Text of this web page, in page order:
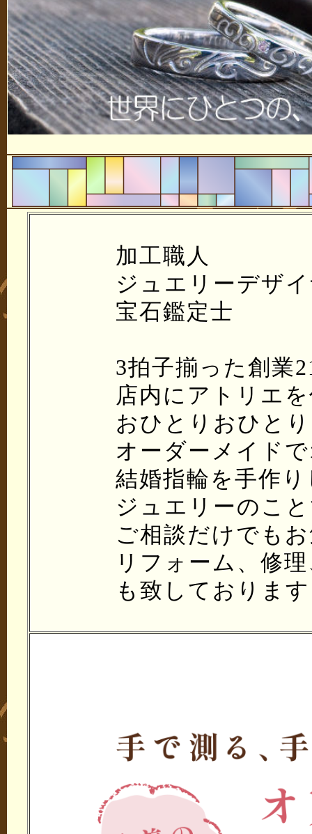
加工職人
ジュエリーデザ
宝石鑑定士
3拍子揃った創業
店内にアトリエ
おひとりおひと
オーダーメイド
結婚指輪を手作
ジュエリーのこ
ご相談だけでも
リフォーム、修
も致しておりま